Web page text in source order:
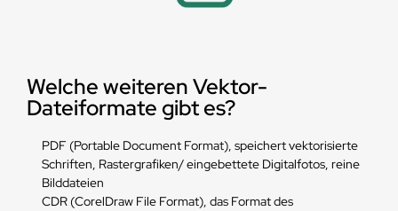
Welche weiteren Vektor-
Dateiformate gibt es?
PDF (Portable Document Format), speichert vektorisierte
Schriften, Rastergrafiken/ eingebettete Digitalfotos, reine
Bilddateien
CDR (CorelDraw File Format), das Format des